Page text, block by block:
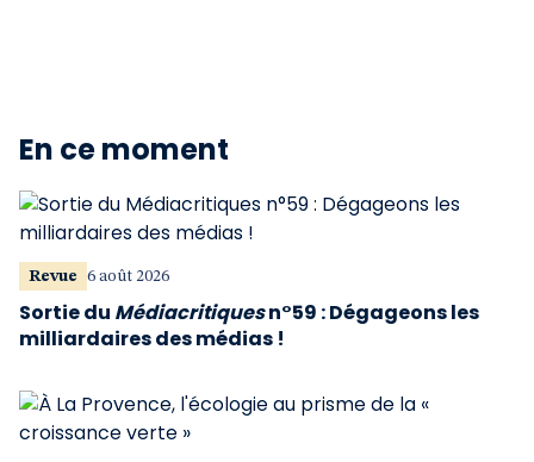
En ce moment
Revue 6 août 2026
Sortie du Médiacritiquesn°59 : Dégageons les
milliardaires des médias !